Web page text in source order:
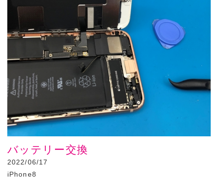
バッテリー交換
2022/06/17
iPhone8